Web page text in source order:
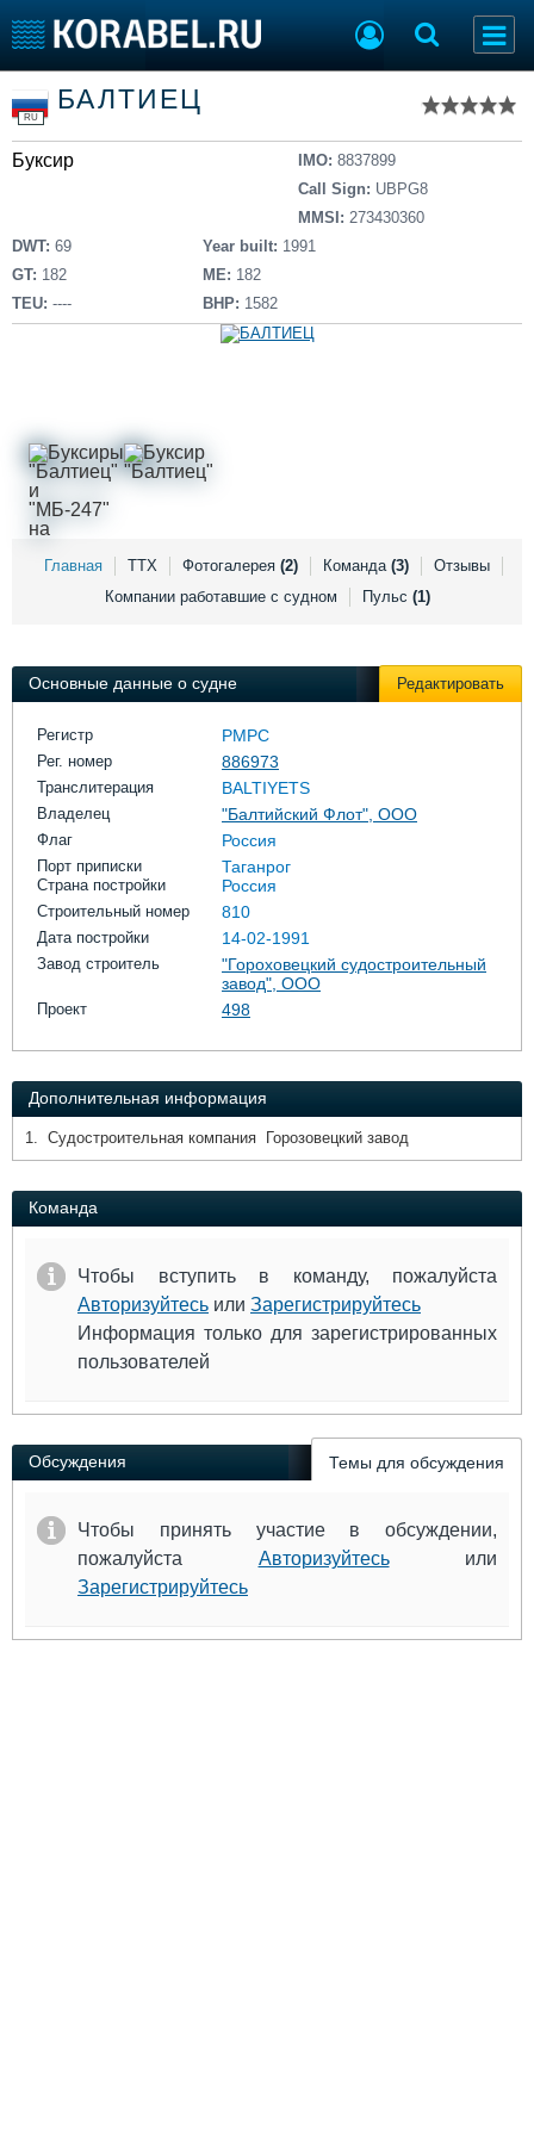
Тип судна
Добавить судно
Добавить проект
Последние 100
Пульс
Новости
Компании
Репутация
Реклама
Торговая площадка
Доска объявлений
Продажа флота
Оборудование
Изделия
Конференции
Личности
Словарь
Форум
Отзывы
RU
БАЛТИЕЦ
Буксир IMO: 8837899
Call Sign: UBPG8
MMSI: 273430360
DWT: 69
GT: 182
TEU: ----
Year built: 1991
ME: 182
BHP: 1582
Главная ТТХ Фотогалерея (2) Команда (3)
Отзывы
Компании работавшие с судном
Пульс (1)
Основные данные о судне Редактировать
Регистр РМРС
Рег. номер 886973
Транслитерация BALTIYETS
Владелец "Балтийский Флот", ООО
Флаг Россия
Порт приписки Таганрог
Страна постройки Россия
Строительный номер 810
Дата постройки 14-02-1991
Завод строитель
"Гороховецкий судостроительный
завод", ООО
Проект 498
Дополнительная информация
1. Судостроительная компания Горозовецкий завод
Команда
Чтобы вступить в команду, пожалуйста
Авторизуйтесь или Зарегистрируйтесь
Информация только для зарегистрированных
пользователей
Обсуждения Темы для обсуждения
Чтобы принять участие в обсуждении,
пожалуйста Авторизуйтесьили
Зарегистрируйтесь